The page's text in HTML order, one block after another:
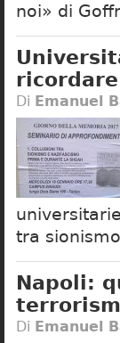
noi» di
Di Emanuel
tra
Napoli:
Di Emanuel